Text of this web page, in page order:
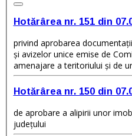
Hotărârea nr. 151 din
privind aprobarea
şi avizelor unice emise de
amenajare a teritoriului şi de
Hotărârea nr. 150 din
de aprobare a alipirii unor imobile aflate în domeniul
judeţului